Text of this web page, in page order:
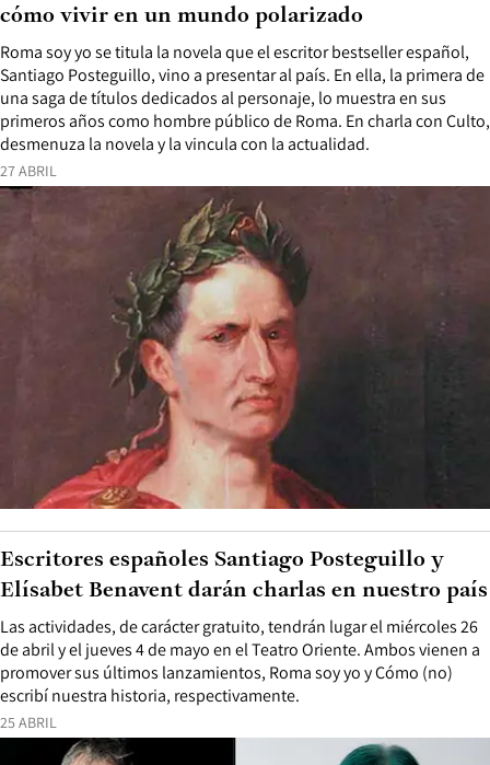
27 ABRIL
Roma soy yo se titula la novela que el escritor bestseller español,
Santiago Posteguillo, vino a presentar al país. En ella, la primera de
una saga de títulos dedicados al personaje, lo muestra en sus
primeros años como hombre público de Roma. En charla con Culto,
desmenuza la novela y la vincula con la actualidad.
cómo vivir en un mundo polarizado
25 ABRIL
Las actividades, de carácter gratuito, tendrán lugar el miércoles 26
de abril y el jueves 4 de mayo en el Teatro Oriente. Ambos vienen a
promover sus últimos lanzamientos, Roma soy yo y Cómo (no)
escribí nuestra historia, respectivamente.
Escritores españoles Santiago Posteguillo y
Elísabet Benavent darán charlas en nuestro país